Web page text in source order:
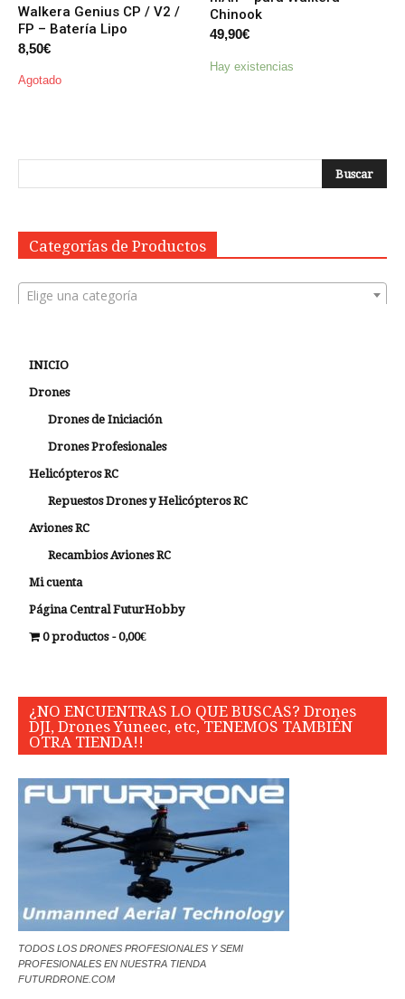
Walkera Genius CP / V2 /
FP – Batería Lipo
8,50€
Agotado
Chinook
49,90€
Hay existencias
Categorías de Productos
Elige una categoría
INICIO
Drones
Drones de Iniciación
Drones Profesionales
Helicópteros RC
Repuestos Drones y Helicópteros RC
Aviones RC
Recambios Aviones RC
Mi cuenta
Página Central FuturHobby
0 productos
0,00€
¿NO ENCUENTRAS LO QUE BUSCAS? Drones
DJI, Drones Yuneec, etc, TENEMOS TAMBIÉN
OTRA TIENDA!!
TODOS LOS DRONES PROFESIONALES Y SEMI
PROFESIONALES EN NUESTRA TIENDA
FUTURDRONE.COM